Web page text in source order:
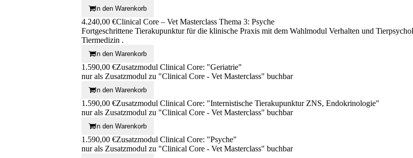
In den Warenkorb
4.240,00 €Clinical Core – Vet Masterclass Thema 3: Psyche
Fortgeschrittene Tierakupunktur für die klinische Praxis mit dem Wahlmodul Verhalten und
Tiermedizin .
In den Warenkorb
1.590,00 €Zusatzmodul Clinical Core: "Geriatrie"
nur als Zusatzmodul zu "Clinical Core - Vet Masterclass" buchbar
In den Warenkorb
1.590,00 €Zusatzmodul Clinical Core: "Internistische Tierakupunktur ZNS, Endokrinologie"
nur als Zusatzmodul zu "Clinical Core - Vet Masterclass" buchbar
In den Warenkorb
1.590,00 €Zusatzmodul Clinical Core: "Psyche"
nur als Zusatzmodul zu "Clinical Core - Vet Masterclass" buchbar